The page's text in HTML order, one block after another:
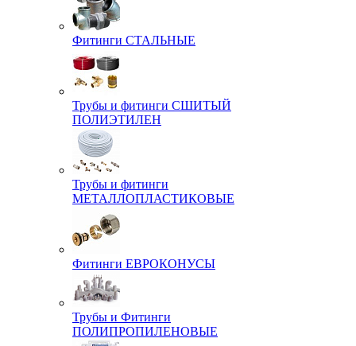
Фитинги СТАЛЬНЫЕ
Трубы и фитинги СШИТЫЙ
ПОЛИЭТИЛЕН
Трубы и фитинги
МЕТАЛЛОПЛАСТИКОВЫЕ
Фитинги ЕВРОКОНУСЫ
Трубы и Фитинги
ПОЛИПРОПИЛЕНОВЫЕ